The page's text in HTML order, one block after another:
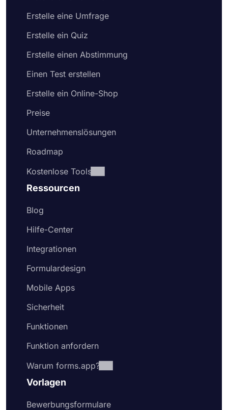
Erstelle eine Umfrage
Erstelle ein Quiz
Erstelle einen Abstimmung
Einen Test erstellen
Erstelle ein Online-Shop
Preise
Unternehmenslösungen
Roadmap
Kostenlose Tools
Ressourcen
Blog
Hilfe-Center
Integrationen
Formulardesign
Mobile Apps
Sicherheit
Funktionen
Funktion anfordern
Warum forms.app?
Vorlagen
Bewerbungsformulare